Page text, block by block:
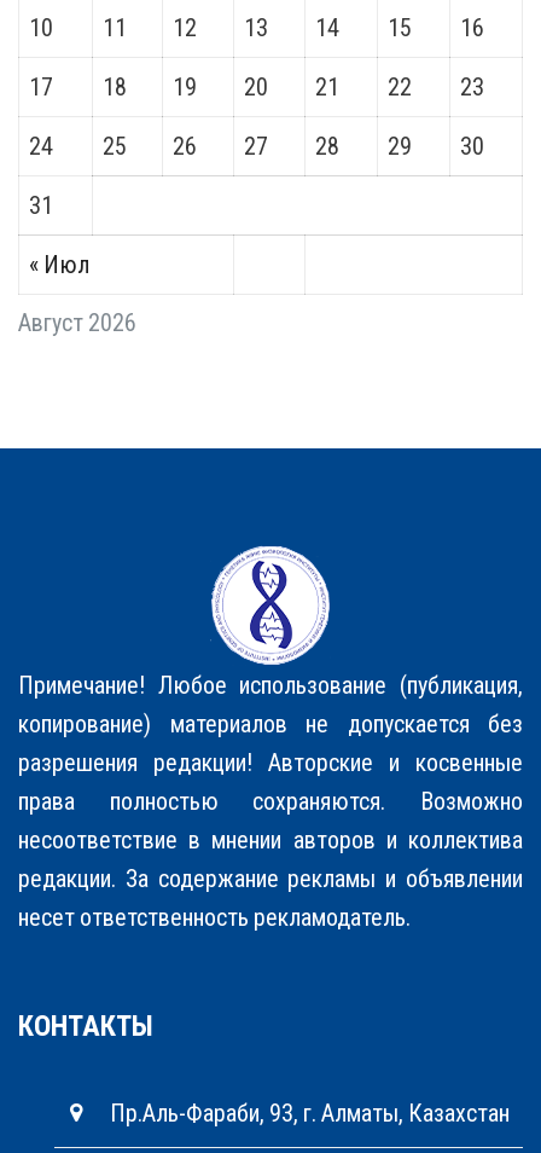
Август 2026
« Июл
10 11 12 13 14 15 16
17 18 19 20 21 22 23
24 25 26 27 28 29 30
31
Примечание! Любое использование (публикация,
копирование) материалов не допускается без
разрешения редакции! Авторские и косвенные
права полностью соxраняются. Возможно
несоответствие в мнении авторов и коллектива
редакции. За содержание рекламы и объявлении
несет ответственность рекламодатель.
КОНТАКТЫ
Пр.Аль-Фараби, 93, г. Алматы, Казахстан